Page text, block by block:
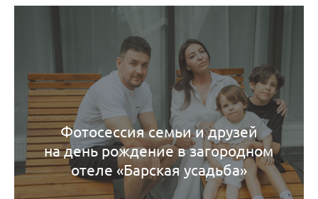
Фотосессия семьи и друзей
на день рождение в загородном
отеле «Барская усадьба»